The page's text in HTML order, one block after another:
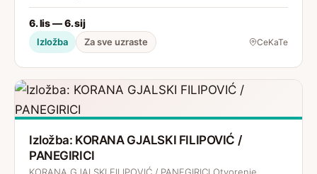
6. lis — 6. sij
Izložba Za sve uzraste CeKaTe
Izložba: KORANA GJALSKI FILIPOVIĆ /
PANEGIRICI